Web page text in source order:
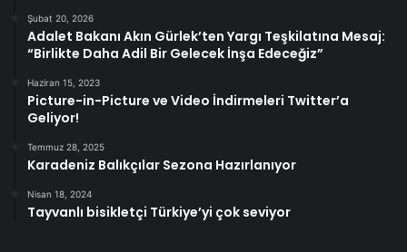
Şubat 20, 2026
Adalet Bakanı Akın Gürlek’ten Yargı Teşkilatına Mesaj:
“Birlikte Daha Adil Bir Gelecek İnşa Edeceğiz”
Haziran 15, 2023
Picture-in-Picture ve Video İndirmeleri Twitter’a
Geliyor!
Temmuz 28, 2025
Karadeniz Balıkçılar Sezona Hazırlanıyor
Nisan 18, 2024
Tayvanlı bisikletçi Türkiye’yi çok seviyor